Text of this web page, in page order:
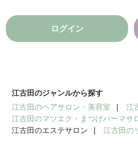
ログイン
江古田のジャンルから探す
江古田のヘアサロン・美容室
江
江古田のマツエク・まつげパーマサ
江古田のエステサロン
江古田の